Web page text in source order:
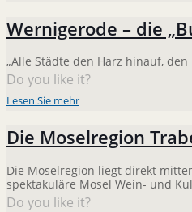
Wernigerode – die
„Alle Städte den Harz hinauf,
Do you like it?
Lesen Sie mehr
Die Moselregion
Die Moselregion liegt direkt
spektakuläre Mosel Wein- und
Do you like it?